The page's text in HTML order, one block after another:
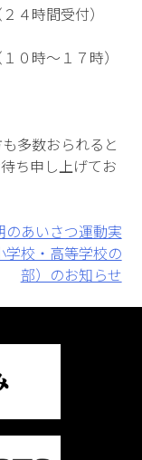
４時間受付）
０時～１７時）
多数おられると
ち申し上げてお
のあいさつ運動実
学校・高等学校の
部）のお知らせ